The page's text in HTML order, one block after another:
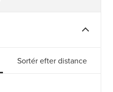
Sortér efter distance